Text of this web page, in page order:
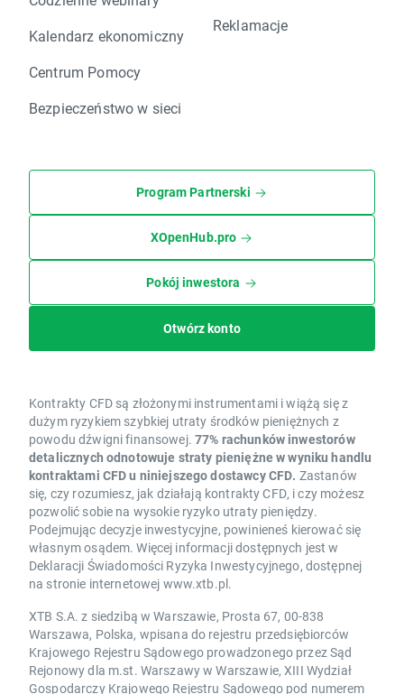
Kalendarz ekonomiczny
Centrum Pomocy
Bezpieczeństwo w sieci
Reklamacje
Program Partnerski
XOpenHub.pro
Pokój inwestora
Otwórz konto
Kontrakty CFD są złożonymi instrumentami i wiążą się z
dużym ryzykiem szybkiej utraty środków pieniężnych z
powodu dźwigni finansowej. 77% rachunków inwestorów
detalicznych odnotowuje straty pieniężne w wyniku handlu
kontraktami CFD u niniejszego dostawcy CFD. Zastanów
się, czy rozumiesz, jak działają kontrakty CFD, i czy możesz
pozwolić sobie na wysokie ryzyko utraty pieniędzy.
Podejmując decyzje inwestycyjne, powinieneś kierować się
własnym osądem. Więcej informacji dostępnych jest w
Deklaracji Świadomości Ryzyka Inwestycyjnego, dostępnej
na stronie internetowej www.xtb.pl.
XTB S.A. z siedzibą w Warszawie, Prosta 67, 00-838
Warszawa, Polska, wpisana do rejestru przedsiębiorców
Krajowego Rejestru Sądowego prowadzonego przez Sąd
Rejonowy dla m.st. Warszawy w Warszawie, XIII Wydział
Gospodarczy Krajowego Rejestru Sądowego pod numerem